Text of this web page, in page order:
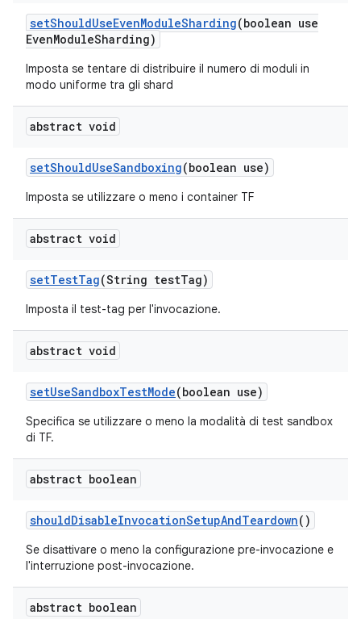
setShouldUseEvenModuleSharding(boolean use
EvenModuleSharding)
Imposta se tentare di distribuire il numero di moduli in
modo uniforme tra gli shard
abstract void
setShouldUseSandboxing(boolean use)
Imposta se utilizzare o meno i container TF
abstract void
setTestTag(String testTag)
Imposta il test-tag per l'invocazione.
abstract void
setUseSandboxTestMode(boolean use)
Specifica se utilizzare o meno la modalità di test sandbox
di TF.
abstract boolean
shouldDisableInvocationSetupAndTeardown()
Se disattivare o meno la configurazione pre-invocazione e
l'interruzione post-invocazione.
abstract boolean